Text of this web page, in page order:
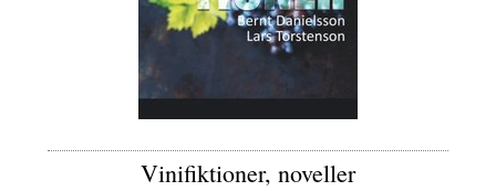
Vinifiktioner, noveller